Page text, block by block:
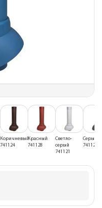
Коричневый
741124
Красный
741128
Светло-
серый
741121
Серый
741127